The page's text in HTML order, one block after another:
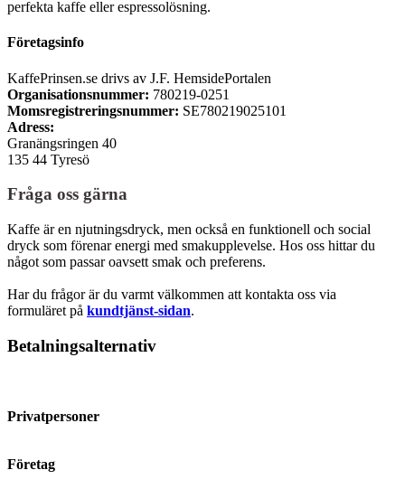
perfekta kaffe eller espressolösning.
Företagsinfo
KaffePrinsen.se drivs av J.F. HemsidePortalen
Organisationsnummer: 780219-0251
Momsregistreringsnummer: SE780219025101
Adress:
Granängsringen 40
135 44 Tyresö
Fråga oss gärna
Kaffe är en njutningsdryck, men också en funktionell och social
dryck som förenar energi med smakupplevelse. Hos oss hittar du
något som passar oavsett smak och preferens.
Har du frågor är du varmt välkommen att kontakta oss via
formuläret på kundtjänst-sidan.
Betalningsalternativ
Privatpersoner
Företag